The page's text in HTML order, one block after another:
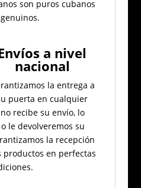
son puros cubanos
a nivel
nacional
la entrega a
puerta en cualquier
recibe su envío, lo
le devolveremos su
la recepción
productos en perfectas